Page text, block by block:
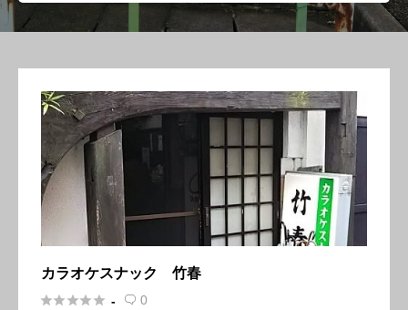
カラオケスナック 竹春
 -  0